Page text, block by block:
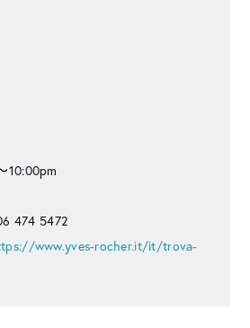
10:00pm
474 5472
www.yves-rocher.it/it/trova-